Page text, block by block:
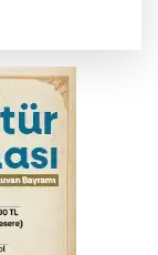
müjde
destek